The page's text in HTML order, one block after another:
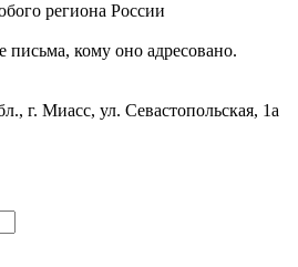
региона России
письма, кому оно адресовано.
г. Миасс, ул. Севастопольская, 1а